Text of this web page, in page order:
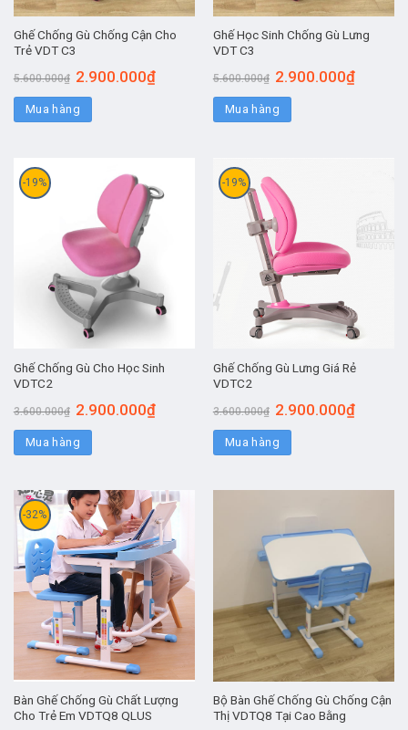
Ghế Chống Gù Chống Cận Cho
Trẻ VDT C3
5.600.000₫ 2.900.000₫
Mua hàng
Ghế Học Sinh Chống Gù Lưng
VDT C3
5.600.000₫ 2.900.000₫
Mua hàng
-19%
Ghế Chống Gù Cho Học Sinh
VDTC2
3.600.000₫ 2.900.000₫
Mua hàng
-19%
Ghế Chống Gù Lưng Giá Rẻ
VDTC2
3.600.000₫ 2.900.000₫
Mua hàng
-32%
Bàn Ghế Chống Gù Chất Lượng
Cho Trẻ Em VDTQ8 QLUS
Bộ Bàn Ghế Chống Gù Chống Cận
Thị VDTQ8 Tại Cao Bằng